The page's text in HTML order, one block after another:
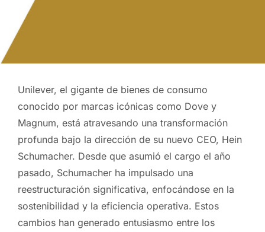
Unilever, el gigante de bienes de consumo
conocido por marcas icónicas como Dove y
Magnum, está atravesando una transformación
profunda bajo la dirección de su nuevo CEO, Hein
Schumacher. Desde que asumió el cargo el año
pasado, Schumacher ha impulsado una
reestructuración significativa, enfocándose en la
sostenibilidad y la eficiencia operativa. Estos
cambios han generado entusiasmo entre los